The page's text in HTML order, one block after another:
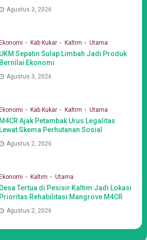
Agustus 3, 2026
Kab Kukar Kaltim Utama
UKM Sepatin Sulap Limbah Jadi Produk
Bernilai Ekonomi
Agustus 3, 2026
Kab Kukar Kaltim Utama
M4CR Ajak Petambak Urus Legalitas
Lewat Skema Perhutanan Sosial
Agustus 2, 2026
Kaltim Utama
Desa Tertua di Pesisir Kaltim Jadi Lokasi
Prioritas Rehabilitasi Mangrove M4CR
Agustus 2, 2026